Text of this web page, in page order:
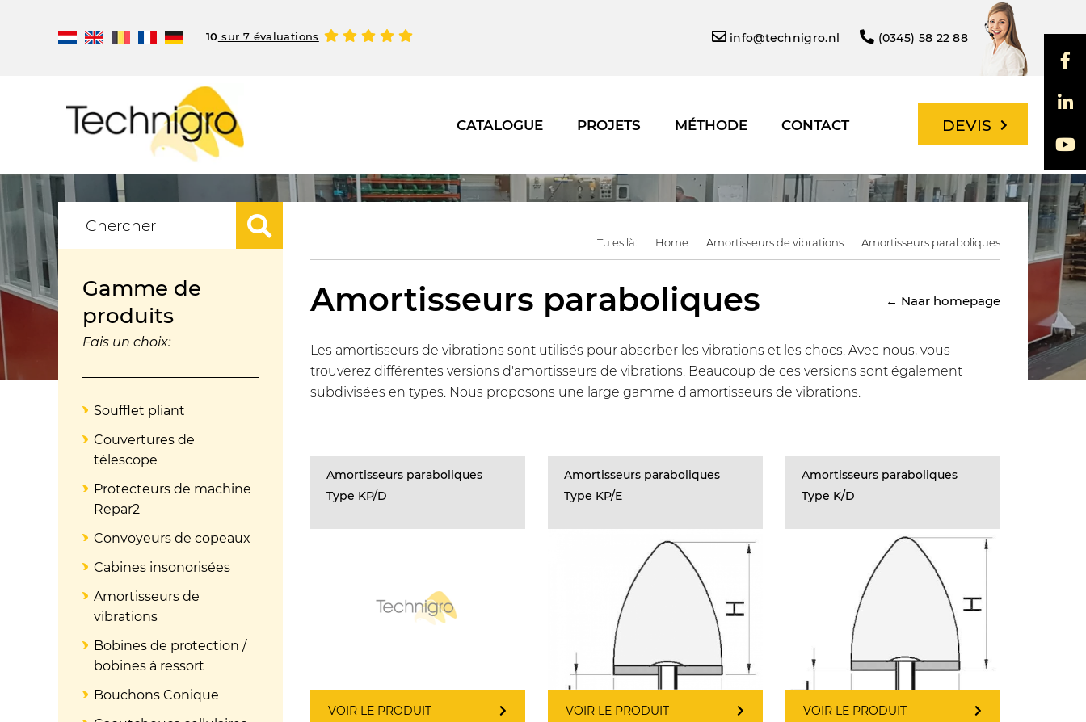
10 sur 7 évaluations info@technigro.nl (0345) 58 22 88
CATALOGUE PROJETS MÉTHODE CONTACT DEVIS
Tu es là: Home Amortisseurs de vibrations Amortisseurs paraboliques
← Naar homepage
Amortisseurs paraboliques
Les amortisseurs de vibrations sont utilisés pour absorber les vibrations et les chocs. Avec nous, vous
trouverez différentes versions d'amortisseurs de vibrations. Beaucoup de ces versions sont également
subdivisées en types. Nous proposons une large gamme d'amortisseurs de vibrations.
Amortisseurs paraboliques
Type KP/D
VOIR LE PRODUIT
Amortisseurs paraboliques
Type KP/E
VOIR LE PRODUIT
Amortisseurs paraboliques
Type K/D
VOIR LE PRODUIT
Gamme de
produits
Fais un choix:
Soufflet pliant
Couvertures de
télescope
Protecteurs de machine
Repar2
Convoyeurs de copeaux
Cabines insonorisées
Amortisseurs de
vibrations
Bobines de protection /
bobines à ressort
Bouchons Conique